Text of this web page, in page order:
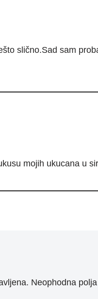
slično.Sad sam
mojih ukucana u
Neophodna